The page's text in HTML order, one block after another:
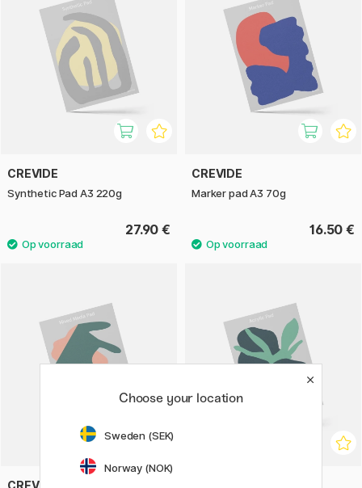
te sturen?
Bij de Pen Store hebben we het genoegen om in de
toekomst een nog groter assortiment Crevide producten te
presenteren - blijf op de hoogte zodat je het niet mist.
CREVIDE
Synthetic Pad A3 220g
27.90 €
CREVIDE
Marker pad A3 70g
16.50 €
CREVIDE
Choose your location
Sweden (SEK)
Norway (NOK)